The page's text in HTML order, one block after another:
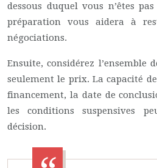
dessous duquel vous n’êtes
préparation vous aidera à
négociations.
Ensuite, considérez l’ensemble
seulement le prix. La capacité
financement, la date de
les conditions suspensives
décision.